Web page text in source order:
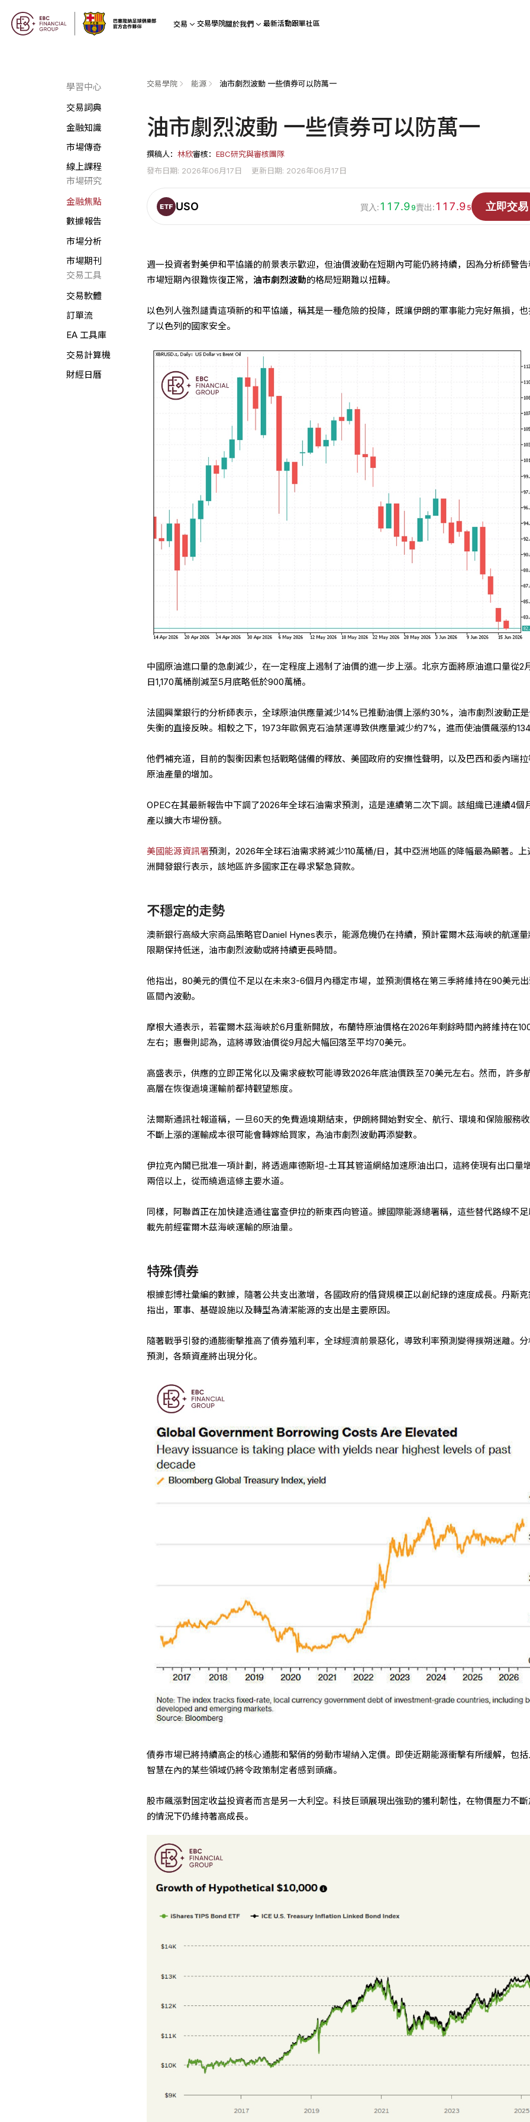
交易 交易學院關於我們 最新活動跟單社區
學習中心
交易詞典
金融知識
市場傳奇
線上課程
市場研究
金融焦點
數據報告
市場分析
市場期刊
交易工具
交易軟體
訂單流
EA 工具庫
交易計算機
財經日曆
交易學院 能源 油市劇烈波動 一些債券可以防萬一
油市劇烈波動 一些債券可以防萬一
撰稿人：林欣審核：EBC研究與審核團隊
發布日期: 2026年06月17日
更新日期: 2026年06月17日
USO 買入:117.99賣出:117.9 5 立即交易
週一投資者對美伊和平協議的前景表示歡迎，但油價波動在短期內可能仍將持續，因為分析師警
市場短期內很難恢復正常，油市劇烈波動的格局短期難以扭轉。
以色列人強烈譴責這項新的和平協議，稱其是一種危險的投降，既讓伊朗的軍事能力完好無損，
了以色列的國家安全。
中國原油進口量的急劇減少，在一定程度上遏制了油價的進一步上漲。北京方面將原油進口量從2
日1,170萬桶削減至5月底略低於900萬桶。
法國興業銀行的分析師表示，全球原油供應量減少14%已推動油價上漲約30%，油市劇烈波動正
失衡的直接反映。相較之下，1973年歐佩克石油禁運導致供應量減少約7%，進而使油價飆漲約
他們補充道，目前的製衡因素包括戰略儲備的釋放、美國政府的安撫性聲明，以及巴西和委內瑞
原油產量的增加。
OPEC在其最新報告中下調了2026年全球石油需求預測，這是連續第二次下調。該組織已連續4個
產以擴大市場份額。
美國能源資訊署預測，2026年全球石油需求將減少110萬桶/日，其中亞洲地區的降幅最為顯著。上
洲開發銀行表示，該地區許多國家正在尋求緊急貸款。
不穩定的走勢
澳新銀行高級大宗商品策略官Daniel Hynes表示，能源危機仍在持續，預計霍爾木茲海峽的航運
限期保持低迷，油市劇烈波動或將持續更長時間。
他指出，80美元的價位不足以在未來3-6個月內穩定市場，並預測價格在第三季將維持在90美元
區間內波動。
摩根大通表示，若霍爾木茲海峽於6月重新開放，布蘭特原油價格在2026年剩餘時間內將維持在
左右；惠譽則認為，這將導致油價從9月起大幅回落至平均70美元。
高盛表示，供應的立即正常化以及需求疲軟可能導致2026年底油價跌至70美元左右。然而，許多
高層在恢復過境運輸前都持觀望態度。
法爾斯通訊社報道稱，一旦60天的免費過境期結束，伊朗將開始對安全、航行、環境和保險服務
不斷上漲的運輸成本很可能會轉嫁給買家，為油市劇烈波動再添變數。
伊拉克內閣已批准一項計劃，將透過庫德斯坦-土耳其管道網絡加速原油出口，這將使現有出口量
兩倍以上，從而繞過這條主要水道。
同樣，阿聯酋正在加快建造通往富查伊拉的新東西向管道。據國際能源總署稱，這些替代路線不
載先前經霍爾木茲海峽運輸的原油量。
特殊債券
根據彭博社彙編的數據，隨著公共支出激增，各國政府的借貸規模正以創紀錄的速度成長。丹斯
指出，軍事、基礎設施以及轉型為清潔能源的支出是主要原因。
隨著戰爭引發的通膨衝擊推高了債券殖利率，全球經濟前景惡化，導致利率預測變得撲朔迷離。
預測，各類資產將出現分化。
債券市場已將持續高企的核心通膨和緊俏的勞動市場納入定價。即使近期能源衝擊有所緩解，包
智慧在內的某些領域仍將令政策制定者感到頭痛。
股市飆漲對固定收益投資者而言是另一大利空。科技巨頭展現出強勁的獲利韌性，在物價壓力不
的情況下仍維持著高成長。